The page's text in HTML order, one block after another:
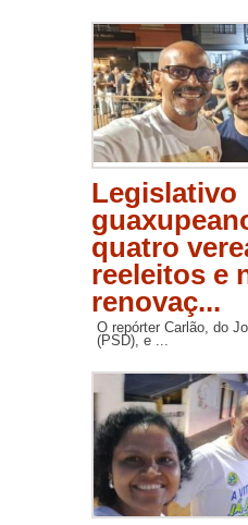
Legislativo
quatro
reeleitos e
renovaç...
O repórter Carlão, do
(PSD), e ...